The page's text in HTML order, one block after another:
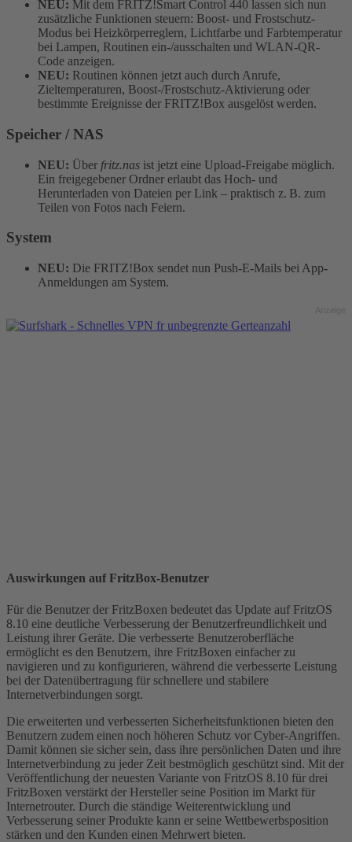
NEU: Mit dem FRITZ!Smart Control 440 lassen sich nun
zusätzliche Funktionen steuern: Boost- und Frostschutz-
Modus bei Heizkörperreglern, Lichtfarbe und Farbtemperatur
bei Lampen, Routinen ein-/ausschalten und WLAN-QR-
Code anzeigen.
NEU: Routinen können jetzt auch durch Anrufe,
Zieltemperaturen, Boost-/Frostschutz-Aktivierung oder
bestimmte Ereignisse der FRITZ!Box ausgelöst werden.
Speicher / NAS
NEU: Über fritz.nas ist jetzt eine Upload-Freigabe möglich.
Ein freigegebener Ordner erlaubt das Hoch- und
Herunterladen von Dateien per Link – praktisch z. B. zum
Teilen von Fotos nach Feiern.
System
NEU: Die FRITZ!Box sendet nun Push-E-Mails bei App-
Anmeldungen am System.
Auswirkungen auf FritzBox-Benutzer
Für die Benutzer der FritzBoxen bedeutet das Update auf FritzOS
8.10 eine deutliche Verbesserung der Benutzerfreundlichkeit und
Leistung ihrer Geräte. Die verbesserte Benutzeroberfläche
ermöglicht es den Benutzern, ihre FritzBoxen einfacher zu
navigieren und zu konfigurieren, während die verbesserte Leistung
bei der Datenübertragung für schnellere und stabilere
Internetverbindungen sorgt.
Die erweiterten und verbesserten Sicherheitsfunktionen bieten den
Benutzern zudem einen noch höheren Schutz vor Cyber-Angriffen.
Damit können sie sicher sein, dass ihre persönlichen Daten und ihre
Internetverbindung zu jeder Zeit bestmöglich geschützt sind. Mit der
Veröffentlichung der neuesten Variante von FritzOS 8.10 für drei
FritzBoxen verstärkt der Hersteller seine Position im Markt für
Internetrouter. Durch die ständige Weiterentwicklung und
Verbesserung seiner Produkte kann er seine Wettbewerbsposition
stärken und den Kunden einen Mehrwert bieten.